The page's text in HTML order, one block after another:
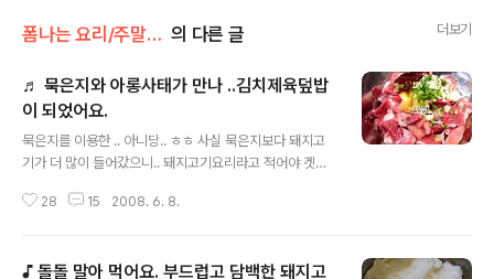
폼나는 요리/주말일품 요리 의 다른 글 더보기
♬ 묵은지와 아롱사태가 만나 ..김치제육덮밥
이 되었어요.
묵은지를 이용한 .. 아니당.. ㅎㅎ 사실 묵은지보다 돼지고
기가 더 많이 들어갔으니.. 돼지고기요리라고 적어야 겟네
를 사다 놓았는데.. 귀차니즘의 발동으로 양념하여 볶아먹
태를 가지고 김치제육볶음을 만들어 보았답니다. 또 제가
28 15 2008. 6. 8.
♪ 돌돌 말아 먹어요. 부드럽고 담백한 돼지고